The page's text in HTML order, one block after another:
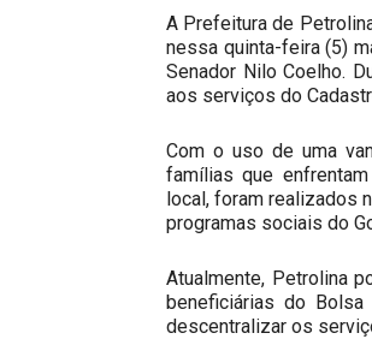
A Prefeitura de
nessa quinta-feira (5)
Senador Nilo Coelho.
aos serviços do
Com o uso de uma
famílias que
local, foram realizados
programas sociais do
Atualmente, Petrolina
beneficiárias do
descentralizar os